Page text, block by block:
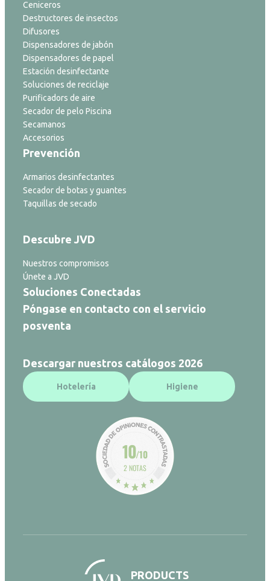
Ceniceros
Destructores de insectos
Difusores
Dispensadores de jabón
Dispensadores de papel
Estación desinfectante
Soluciones de reciclaje
Purificadors de aire
Secador de pelo Piscina
Secamanos
Accesorios
Prevención
Armarios desinfectantes
Secador de botas y guantes
Taquillas de secado
Descubre JVD
Nuestros compromisos
Únete a JVD
Soluciones Conectadas
Póngase en contacto con el servicio
posventa
Descargar nuestros catálogos 2026
Hotelería Higiene
10/10
2 NOTAS
PRODUCTS